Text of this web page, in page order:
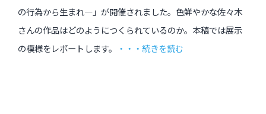
の行為から生まれ―」が開催されました。色鮮やかな佐々木
さんの作品はどのようにつくられているのか。本稿では展示
の模様をレポートします。
・・・続きを読む